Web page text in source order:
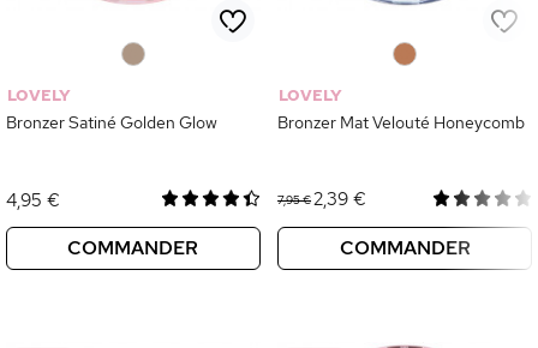
LOVELY
Bronzer Satiné Golden Glow
4,95 €
COMMANDER
LOVELY
Bronzer Mat Velouté Honeycomb
7,95 €2,39 €
COMMANDER